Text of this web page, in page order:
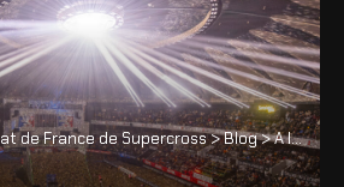
de France de Supercross>Blog>A la une